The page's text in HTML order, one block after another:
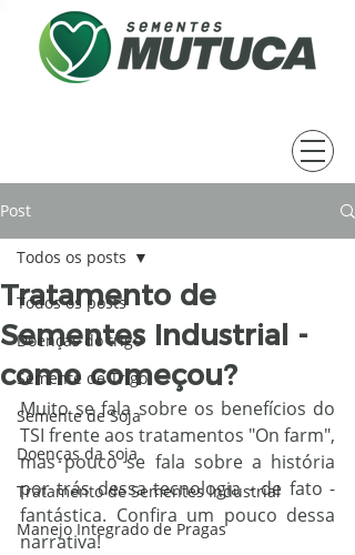
Post
Todos os posts
Doenças do trigo
Semente de Trigo
Semente de Soja
Doenças da soja
Tratamento de Sementes Industrial
Manejo Integrado de Pragas
Todos os posts
Tratamento de
Sementes Industrial -
como começou?
Muito se fala sobre os benefícios do
TSI frente aos tratamentos "On farm",
mas pouco se fala sobre a história
por trás dessa tecnologia - de fato -
fantástica. Confira um pouco dessa
narrativa!